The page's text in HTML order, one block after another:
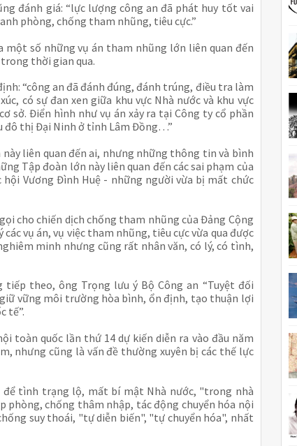
đánh giá: “lực lượng công an đã phát huy tốt vai
phòng, chống tham nhũng, tiêu cực.”
một số những vụ án tham nhũng lớn liên quan đến
thời gian qua.
“công an đã đánh đúng, đánh trúng, điều tra làm
có sự đan xen giữa khu vực Nhà nước và khu vực
sở. Điển hình như vụ án xảy ra tại Công ty cổ phần
đô thị Đại Ninh ở tỉnh Lâm Đồng…”
liên quan đến ai, nhưng những thông tin và bình
Tập đoàn lớn này liên quan đến các sai phạm của
hội Vương Đình Huệ - những người vừa bị mất chức
cho chiến dịch chống tham nhũng của Đảng Cộng
vụ án, vụ việc tham nhũng, tiêu cực vừa qua được
minh nhưng cũng rất nhân văn, có lý, có tình,
theo, ông Trọng lưu ý Bộ Công an “Tuyệt đối
vững môi trường hòa bình, ổn định, tạo thuận lợi
tế”.
toàn quốc lần thứ 14 dự kiến diễn ra vào đầu năm
nhưng cũng là vấn đề thường xuyên bị các thế lực
để tình trạng lộ, mất bí mật Nhà nước, "trong nhà
chống thâm nhập, tác động chuyển hóa nội
suy thoái, "tự diễn biến", "tự chuyển hóa", nhất